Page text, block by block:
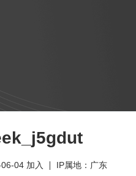
04 加入
IP属地：广东